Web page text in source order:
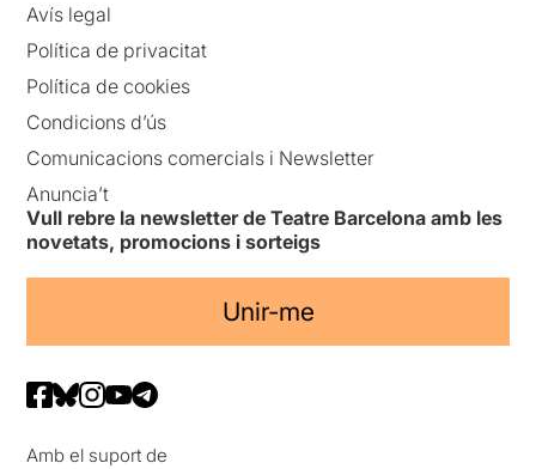
Avís legal
Política de privacitat
Política de cookies
Condicions d’ús
Comunicacions comercials i Newsletter
Anuncia’t
Vull rebre la newsletter de Teatre Barcelona amb les
novetats, promocions i sorteigs
Unir-me
Amb el suport de